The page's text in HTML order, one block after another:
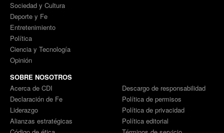
Sociedad y Cultura
Deporte y Fe
Entretenimiento
Política
Ciencia y Tecnología
Opinión
SOBRE NOSOTROS
Acerca de CDI
Declaración de Fe
Liderazgo
Alianzas estratégicas
Descargo de responsabilidad
Política de permisos
Política de privacidad
Política editorial